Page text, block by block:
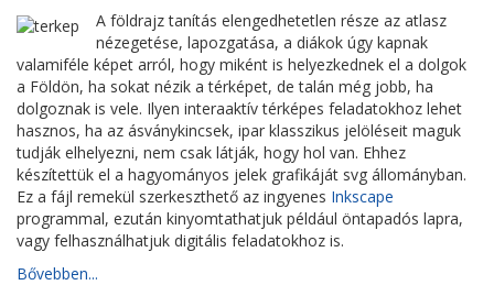
A földrajz tanítás elengedhetetlen része az atlasz
nézegetése, lapozgatása, a diákok úgy kapnak
valamiféle képet arról, hogy miként is helyezkednek el a dolgok
a Földön, ha sokat nézik a térképet, de talán még jobb, ha
dolgoznak is vele. Ilyen interaaktív térképes feladatokhoz lehet
hasznos, ha az ásványkincsek, ipar klasszikus jelöléseit maguk
tudják elhelyezni, nem csak látják, hogy hol van. Ehhez
készítettük el a hagyományos jelek grafikáját svg állományban.
Ez a fájl remekül szerkeszthető az ingyenes Inkscape
programmal, ezután kinyomtathatjuk például öntapadós lapra,
vagy felhasználhatjuk digitális feladatokhoz is.
Bővebben...